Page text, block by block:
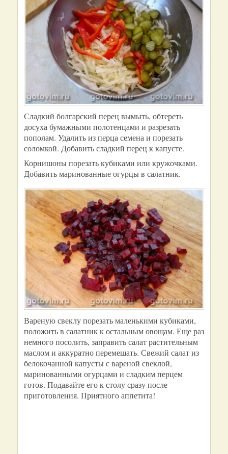
Сладкий болгарский перец вымыть, обтереть
досуха бумажными полотенцами и разрезать
пополам. Удалить из перца семена и порезать
соломкой. Добавить сладкий перец к капусте.
Корнишоны порезать кубиками или кружочками.
Добавить маринованные огурцы в салатник.
Вареную свеклу порезать маленькими кубиками,
положить в салатник к остальным овощам. Еще раз
немного посолить, заправить салат растительным
маслом и аккуратно перемешать. Свежий салат из
белокочанной капусты с вареной свеклой,
маринованными огурцами и сладким перцем
готов. Подавайте его к столу сразу после
приготовления. Приятного аппетита!